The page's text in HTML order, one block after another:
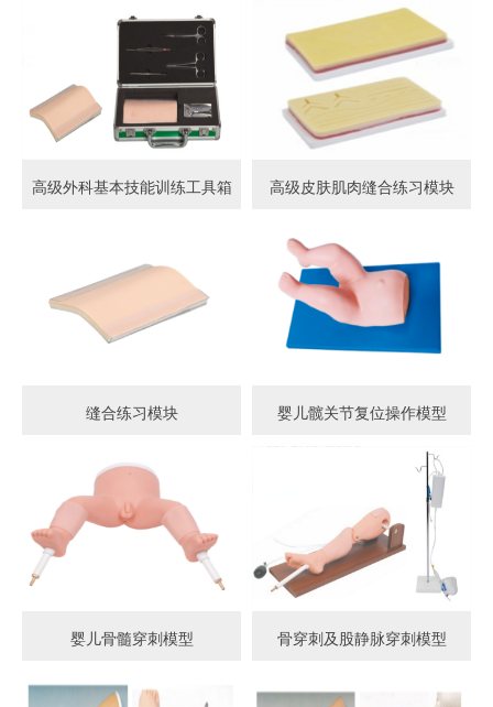
高级外科基本技能训练工具箱 高级皮肤肌肉缝合练习模块
缝合练习模块 婴儿髋关节复位操作模型
婴儿骨髓穿刺模型 骨穿刺及股静脉穿刺模型